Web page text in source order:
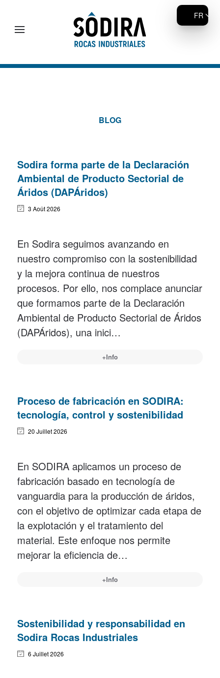
Accéder au contenu principal
BLOG
Sodira forma parte de la Declaración
Ambiental de Producto Sectorial de
Áridos (DAPÁridos)
3 Août 2026
En Sodira seguimos avanzando en
nuestro compromiso con la sostenibilidad
y la mejora continua de nuestros
procesos. Por ello, nos complace anunciar
que formamos parte de la Declaración
Ambiental de Producto Sectorial de Áridos
(DAPÁridos), una inici…
+Info
Proceso de fabricación en SODIRA:
tecnología, control y sostenibilidad
20 Juillet 2026
En SODIRA aplicamos un proceso de
fabricación basado en tecnología de
vanguardia para la producción de áridos,
con el objetivo de optimizar cada etapa de
la explotación y el tratamiento del
material. Este enfoque nos permite
mejorar la eficiencia de…
+Info
Sostenibilidad y responsabilidad en
Sodira Rocas Industriales
6 Juillet 2026
FR